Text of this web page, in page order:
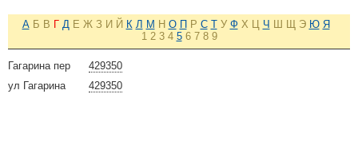
А Б В Г Д Е Ж З И Й К Л М Н О П Р С Т У Ф Х Ц Ч Ш Щ Э Ю Я
1 2 3 4 5 6 7 8 9
429350
Гагарина пер
429350
ул Гагарина